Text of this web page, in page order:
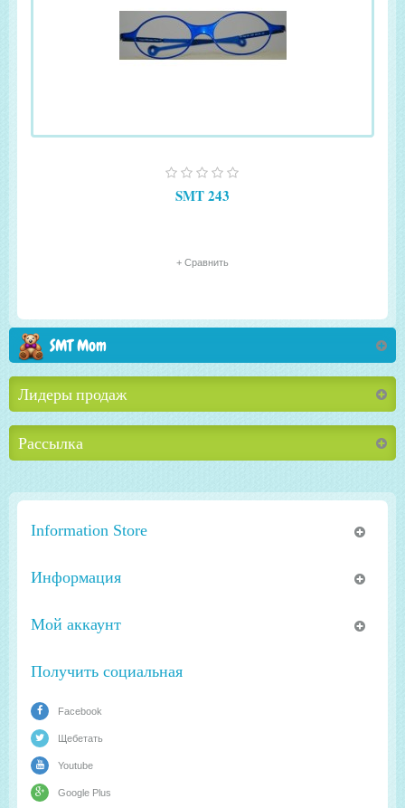
SMT 243
+ Сравнить
SMT Mom
Лидеры продаж
Рассылка
Information Store
Информация
Мой аккаунт
Получить социальная
Facebook
Щебетать
Youtube
Google Plus